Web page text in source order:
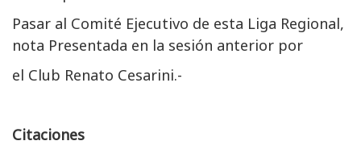
Pasar al Comité Ejecutivo de esta Liga Regional,
nota Presentada en la sesión anterior por
el Club Renato Cesarini.-
Citaciones